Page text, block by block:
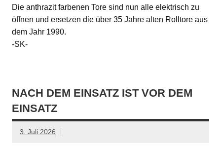
Die anthrazit farbenen Tore sind nun alle elektrisch zu
öffnen und ersetzen die über 35 Jahre alten Rolltore aus
dem Jahr 1990.
-SK-
NACH DEM EINSATZ IST VOR DEM
EINSATZ
3. Juli 2026